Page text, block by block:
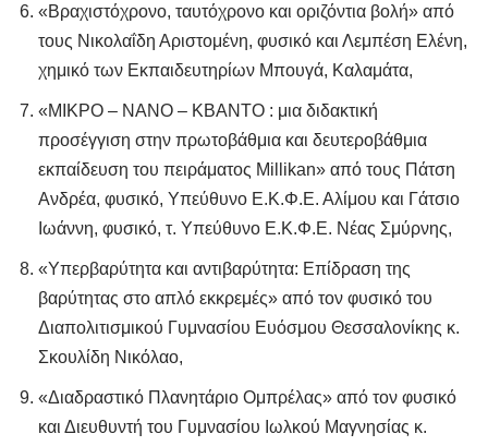
«Βραχιστόχρονο, ταυτόχρονο και οριζόντια βολή» από
τους Νικολαΐδη Αριστομένη, φυσικό και Λεμπέση Ελένη,
χημικό των Εκπαιδευτηρίων Μπουγά, Καλαμάτα,
«ΜΙΚΡΟ – ΝΑΝΟ – ΚΒΑΝΤΟ : μια διδακτική
προσέγγιση στην πρωτοβάθμια και δευτεροβάθμια
εκπαίδευση του πειράματος Millikan» από τους Πάτση
Ανδρέα, φυσικό, Υπεύθυνο Ε.Κ.Φ.Ε. Αλίμου και Γάτσιο
Ιωάννη, φυσικό, τ. Υπεύθυνο Ε.Κ.Φ.Ε. Νέας Σμύρνης,
«Υπερβαρύτητα και αντιβαρύτητα: Επίδραση της
βαρύτητας στο απλό εκκρεμές» από τον φυσικό του
Διαπολιτισμικού Γυμνασίου Ευόσμου Θεσσαλονίκης κ.
Σκουλίδη Νικόλαο,
«Διαδραστικό Πλανητάριο Ομπρέλας» από τον φυσικό
και Διευθυντή του Γυμνασίου Ιωλκού Μαγνησίας κ.